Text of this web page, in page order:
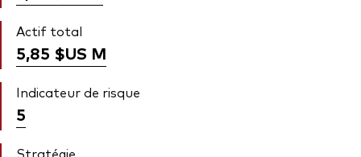
Actif total
5,85 $US M
Indicateur de risque
5
Stratégie